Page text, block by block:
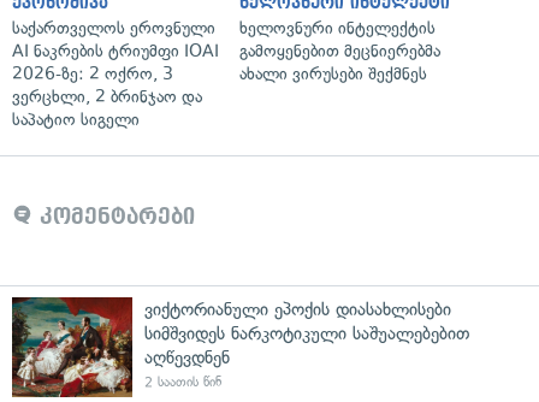
საქართველოს ეროვნული
AI ნაკრების ტრიუმფი IOAI
2026-ზე: 2 ოქრო, 3
ვერცხლი, 2 ბრინჯაო და
საპატიო სიგელი
ხელოვნური ინტელექტის
გამოყენებით მეცნიერებმა
ახალი ვირუსები შექმნეს
კომენტარები
ვიქტორიანული ეპოქის დიასახლისები
სიმშვიდეს ნარკოტიკული საშუალებებით
აღწევდნენ
2 საათის წინ